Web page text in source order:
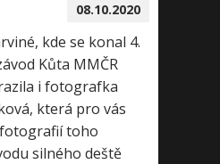
08.10.2020
kde se konal 4.
Kůta MMČR
i fotografka
která pro vás
toho
silného deště